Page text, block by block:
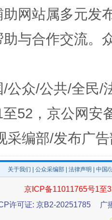
网站属多元发
与合作交流。
/公众/公共/全民/
52，京公网安
采编部/发布广
关于我们 公众采编部 法律声明 | 中国
京ICP备11011765号1至
许可证: 京B2-20251785
广